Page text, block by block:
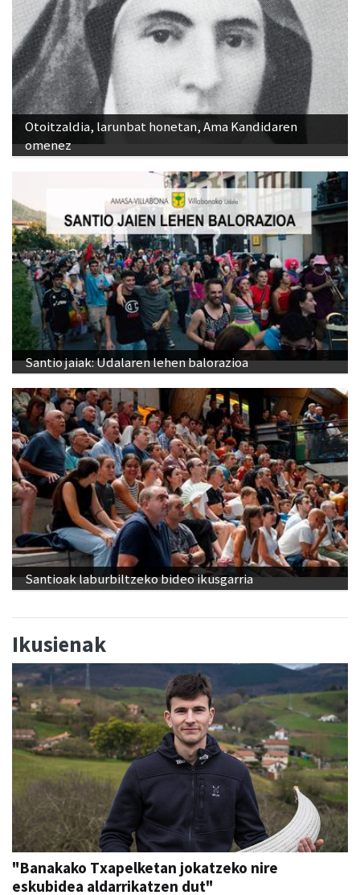
Otoitzaldia, larunbat honetan, Ama Kandidaren
omenez
Santio jaiak: Udalaren lehen balorazioa
Santioak laburbiltzeko bideo ikusgarria
Ikusienak
"Banakako Txapelketan jokatzeko nire
eskubidea aldarrikatzen dut"